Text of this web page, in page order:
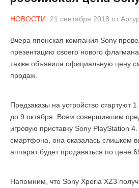
НОВОСТИ 21 сентября 2018 от
Вчера японская компания Sony
презентацию своего нового флагмана
также объявила официальную цену
продаж.
Предзаказы на устройство стартуют
до 9 октября. Всем совершившим
игровую приставку Sony PlayStation
смартфона, она оказалась слишком
аппарат будет продаваться по цене
Напомним, что Sony Xperia XZ3